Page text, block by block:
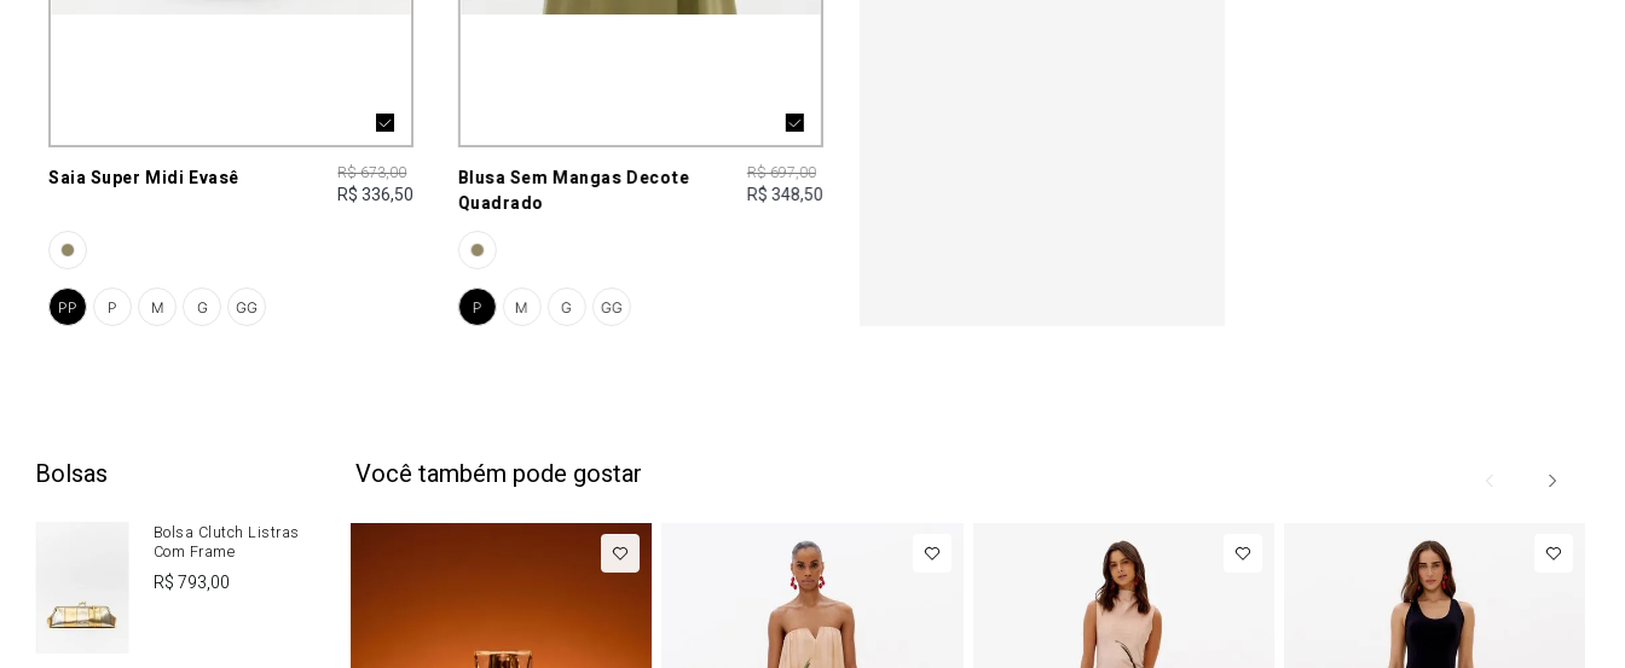
Saia Super Midi Evasê R$ 673,00
R$ 336,50
G GG
M
P
PP
Blusa Sem Mangas Decote
Quadrado
R$ 697,00
R$ 348,50
G GG
M
P
Bolsas
Bolsa Clutch Listras
Com Frame
R$793,00
Você também pode gostar